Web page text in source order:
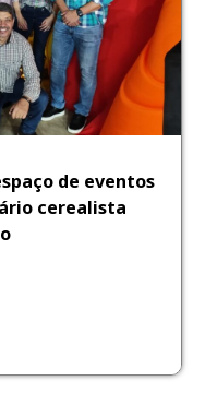
de eventos
cerealista